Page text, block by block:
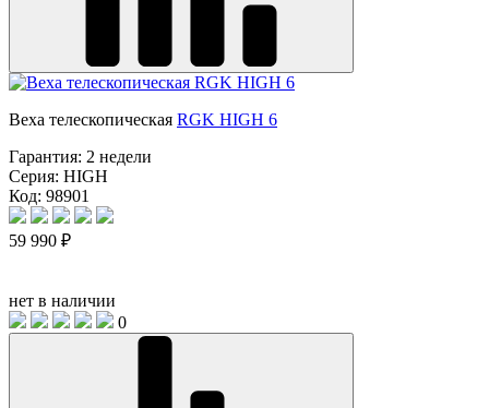
Веха телескопическая RGK HIGH 6
Гарантия: 2 недели
Серия: HIGH
Код: 98901
59 990 ₽
нет в наличии
0